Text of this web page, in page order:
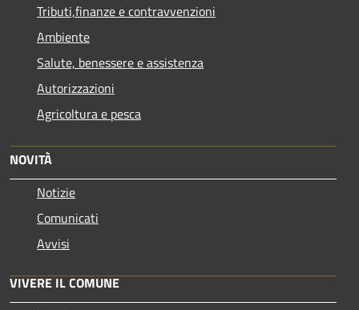
Tributi,finanze e contravvenzioni
Ambiente
Salute, benessere e assistenza
Autorizzazioni
Agricoltura e pesca
NOVITÀ
Notizie
Comunicati
Avvisi
VIVERE IL COMUNE